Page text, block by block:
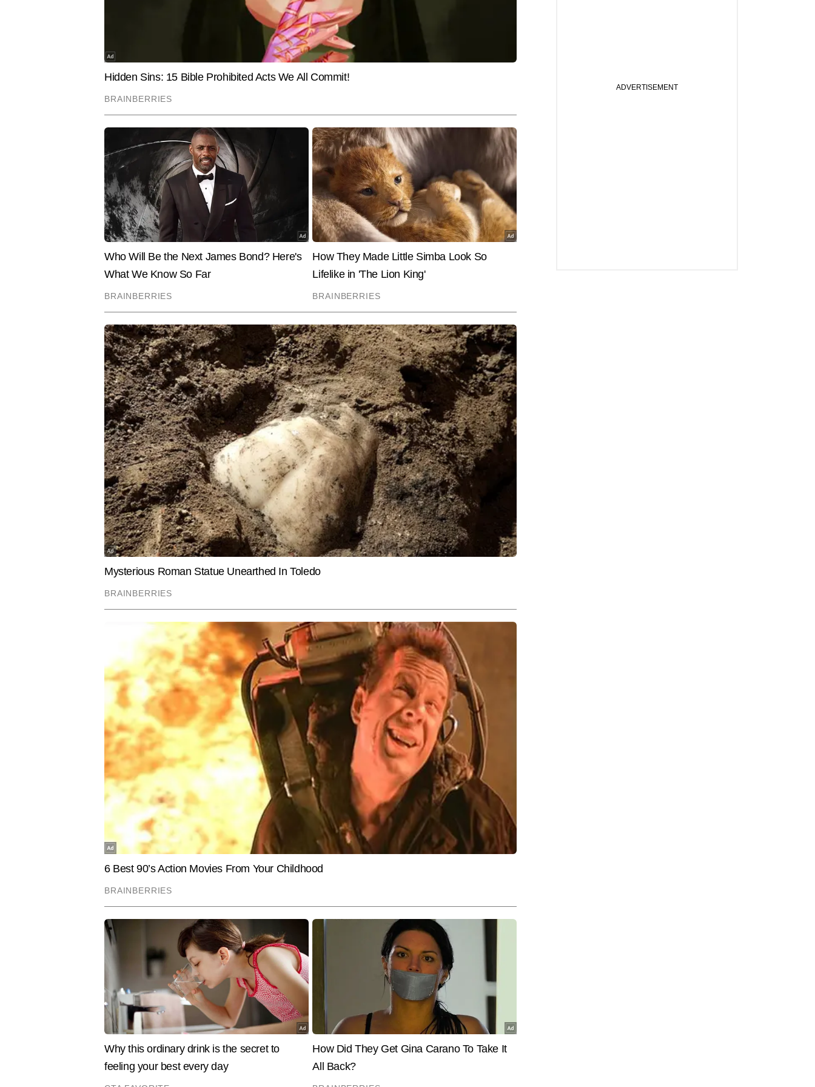
टाइम्स नाउ नवभारत डिजिटल में बतौर एजुकेशन जर्नलिस्ट कार्यरत कुसुम भट्ट शिक्षा जगत से जुड़ी हर छोटी-बड़ी हलचल पर पैनी
नजर रखती हैं। मास्टर्स इन मास कम्युनिकेशन की डिग्री प्राप्त करने के बाद वह पिछले 5 सालों से एजुकेशन बीट को मजबूती से
संभाल रही हैं। कुसुम को खबरों को सबसे पहले ब्रेक करने, विषय की गहराई में जाकर स्टोरी तैयार करने और युवाओं को उनके
करियर से जुड़ी सटीक जानकारी देने में विशेष दक्षता प्राप्त है। कुसुम की लेखन शैली संक्षिप्त, शोध आधारित और प्रभावशाली है।
भरोसेमंद कंटेंट तैयार करने के लिए जानी जाती हैं। कुसुम अबतक पांच हजार से अधिक बाइलाइन रिपोर्ट पब्लिश  कर चुकी हैं। उन्हें
ब्लॉगिंग, वेब स्टोरीज और ट्रेंडिंग एजुकेशनल टॉपिक्स पर काम करने का खास शौक है। उनका मानना है कि – "शिक्षा सिर्फ करियर
का माध्यम नहीं, बल्कि सोच और समाज दोनों को बदलने की शक्ति रखती है।"
End of Article